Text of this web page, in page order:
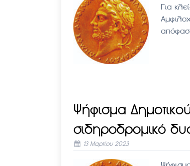
Για
Ψήφισμα
σιδηροδρομικό
13 Μαρτίου 2023